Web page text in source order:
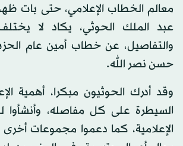
معالم الخطاب الإعلامي، حتى بات
عبد الملك الحوثي، يكاد لا
والتفاصيل، عن خطاب أمين عام
حسن نصر الله.
وقد أدرك الحوثيون مبكرا، أهمية
السيطرة على كل مفاصله، وأنشأوا
الإعلامية، كما دعموا مجموعات أخرى